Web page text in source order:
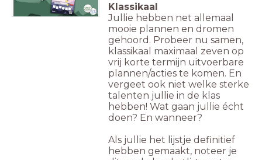
Klassikaal
Jullie hebben net allemaal
mooie plannen en dromen
gehoord. Probeer nu samen,
klassikaal maximaal zeven op
vrij korte termijn uitvoerbare
plannen/acties te komen. En
vergeet ook niet welke sterke
talenten jullie in de klas
hebben! Wat gaan jullie écht
doen? En wanneer?
Als jullie het lijstje definitief
hebben gemaakt, noteer je